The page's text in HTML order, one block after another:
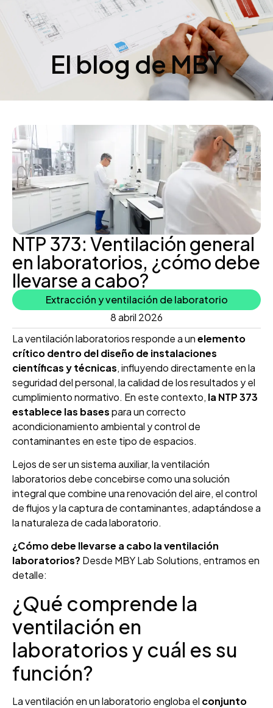
El blog de MBY
NTP 373: Ventilación general
en laboratorios, ¿cómo debe
llevarse a cabo?
Extracción y ventilación de laboratorio
8 abril 2026
La ventilación laboratorios responde a unelemento
crítico dentro del diseño de instalaciones
científicas y técnicas, influyendo directamente en la
seguridad del personal, la calidad de los resultados y el
cumplimiento normativo. En este contexto, la NTP 373
establece las basespara un correcto
acondicionamiento ambiental y control de
contaminantes en este tipo de espacios.
Lejos de ser un sistema auxiliar, la ventilación
laboratorios debe concebirse como una solución
integral que combine una renovación del aire, el control
de flujos y la captura de contaminantes, adaptándose a
la naturaleza de cada laboratorio.
¿Cómo debe llevarse a cabo la ventilación
laboratorios? Desde MBY Lab Solutions, entramos en
detalle:
¿Qué comprende la
ventilación en
laboratorios y cuál es su
función?
La ventilación en un laboratorio engloba el conjunto